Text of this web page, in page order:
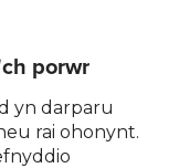
porwr
yn darparu
rai ohonynt.